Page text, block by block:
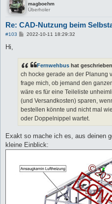
magboehm
Überholer
Re: CAD-Nutzung beim
#103
B
r
a
g
2022-10-11 18:29:32
Hi,
Fernwehbus hat
ch hocke gerade an der Planung
frage mich, ob jemand den
wäre es für eine Teileliste
(und Versandkosten) sparen,
bestellen könnte und nicht mal
oder Doppelnippel wartet.
Exakt so mache ich es, aus deinen
kleine Einblick: